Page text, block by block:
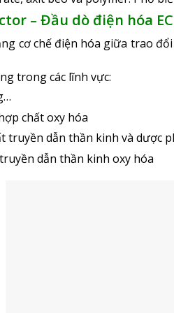
– Đầu dò điện hóa
cơ chế điện hóa giữa trao
trong các lĩnh vực:
chất oxy hóa
truyền dẫn thần kinh và dược
dẫn thần kinh oxy hóa